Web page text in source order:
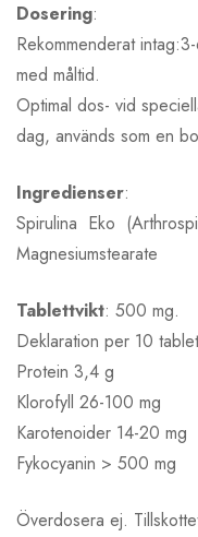
Dosering:
Rekommenderat
med måltid.
Optimal dos- vid
dag, används som en
Ingredienser:
Spirulina Eko
Magnesiumstearate
Tablettvikt: 500 mg.
Deklaration per 10
Protein 3,4 g
Klorofyll 26-100 mg
Karotenoider 14-20 mg
Fykocyanin > 500 mg
Överdosera ej.